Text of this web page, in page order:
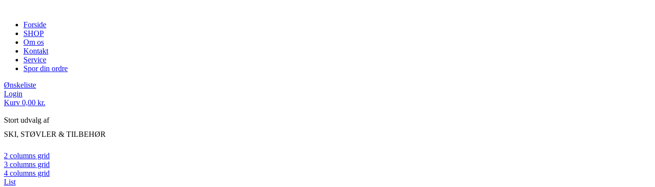
Forside
SHOP
Om os
Kontakt
Service
Spor din ordre
Ønskeliste
Login
Kurv 0,00 kr.
Stort udvalg af
SKI, STØVLER & TILBEHØR
2 columns grid
3 columns grid
4 columns grid
List